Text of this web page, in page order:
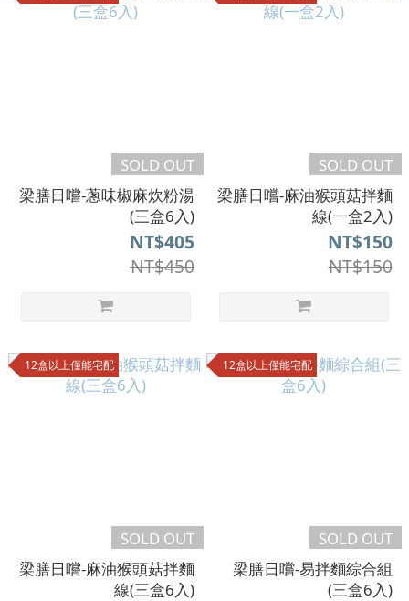
SOLD OUT
梁膳日嚐-蔥味椒麻炊粉湯
(三盒6入)
NT$405
NT$450
SOLD OUT
梁膳日嚐-麻油猴頭菇拌麵
線(一盒2入)
NT$150
NT$150
12盒以上僅能宅配
SOLD OUT
梁膳日嚐-麻油猴頭菇拌麵
線(三盒6入)
12盒以上僅能宅配
SOLD OUT
梁膳日嚐-易拌麵綜合組
(三盒6入)